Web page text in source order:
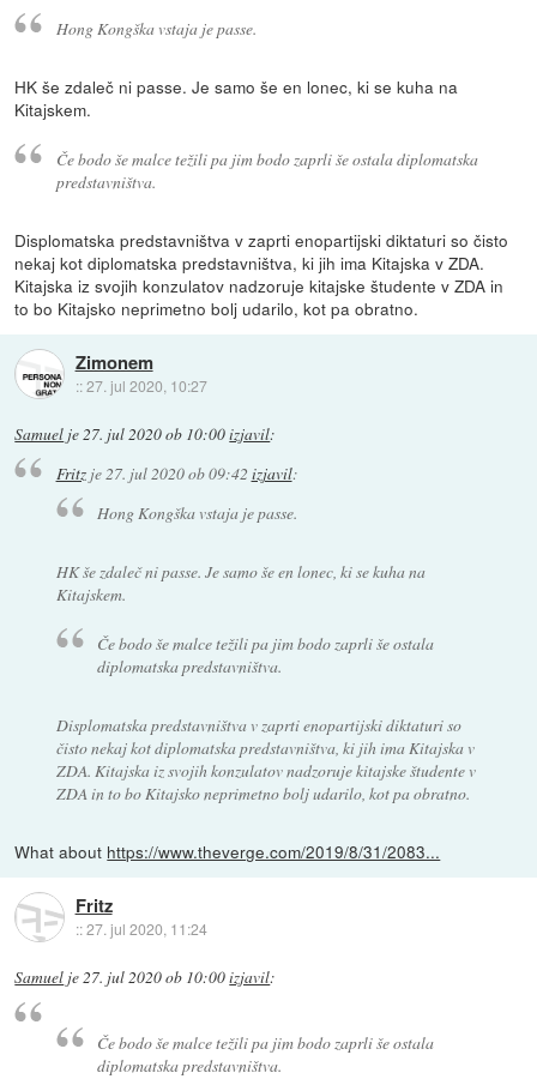
Hong Kongška vstaja je passe.
HK še zdaleč ni passe. Je samo še en lonec, ki se kuha na
Kitajskem.
Če bodo še malce težili pa jim bodo zaprli še ostala diplomatska
predstavništva.
Displomatska predstavništva v zaprti enopartijski diktaturi so čisto
nekaj kot diplomatska predstavništva, ki jih ima Kitajska v ZDA.
Kitajska iz svojih konzulatov nadzoruje kitajske študente v ZDA in
to bo Kitajsko neprimetno bolj udarilo, kot pa obratno.
Zimonem
::27. jul 2020, 10:27
Samuel je27. jul 2020 ob 10:00izjavil:
Fritzje27. jul 2020 ob 09:42 izjavil:
Hong Kongška vstaja je passe.
HK še zdaleč ni passe. Je samo še en lonec, ki se kuha na
Kitajskem.
Če bodo še malce težili pa jim bodo zaprli še ostala
diplomatska predstavništva.
Displomatska predstavništva v zaprti enopartijski diktaturi so
čisto nekaj kot diplomatska predstavništva, ki jih ima Kitajska v
ZDA. Kitajska iz svojih konzulatov nadzoruje kitajske študente v
ZDA in to bo Kitajsko neprimetno bolj udarilo, kot pa obratno.
What about https://www.theverge.com/2019/8/31/2083...
Fritz
::27. jul 2020, 11:24
Samuel je27. jul 2020 ob 10:00izjavil:
Če bodo še malce težili pa jim bodo zaprli še ostala
diplomatska predstavništva.